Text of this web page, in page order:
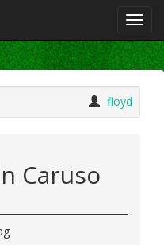
floyd
Caruso